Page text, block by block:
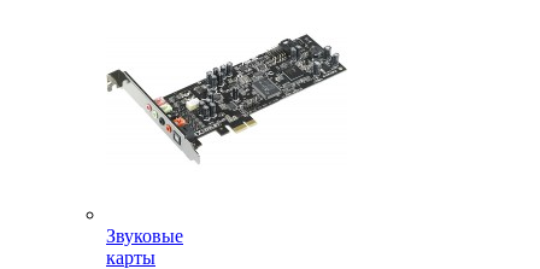
Звуковые
карты